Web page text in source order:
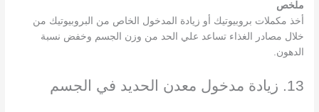
ملخص
أخذ مكملات بروبيوتيك أو زيادة المدخول الخاص من البروبيوتيك من
خلال مصادر الغذاء تساعد علي الحد من وزن الجسم وخفض نسبة
الدهون.
13. زيادة مدخول معدن الحديد في الجسم